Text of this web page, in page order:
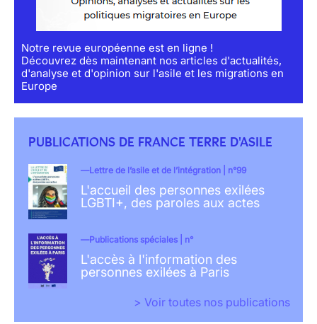
Notre revue européenne est en ligne !
Découvrez dès maintenant nos articles d'actualités,
d'analyse et d'opinion sur l'asile et les migrations en
Europe
PUBLICATIONS DE FRANCE TERRE D'ASILE
Lettre de l’asile et de l’intégration | n°99
L'accueil des personnes exilées
LGBTI+, des paroles aux actes
Publications spéciales | n°
L'accès à l'information des
personnes exilées à Paris
> Voir toutes nos publications